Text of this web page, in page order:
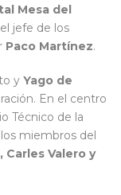
Mesa del
jefe de los
Paco Martínez.
y Yago de
En el centro
Técnico de la
miembros del
Valero y